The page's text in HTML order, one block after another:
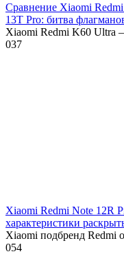
Сравнение Xiaomi
13T Pro: битва
Xiaomi Redmi K60 Ultra
037
Xiaomi Redmi Note 12R
характеристики
Xiaomi подбренд Redmi
054